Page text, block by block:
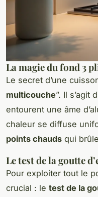
La magie du fond 3
Le secret d’une
multicouche”. Il s’agit
entourent une âme
chaleur se diffuse
points chauds qui
Le test de la goutte
Pour exploiter tout le
crucial : le test de la